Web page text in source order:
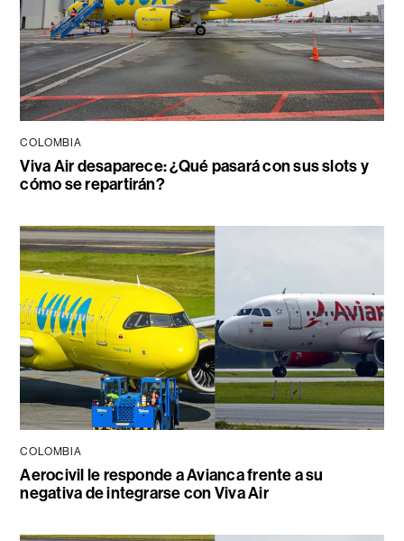
COLOMBIA
Viva Air desaparece: ¿Qué pasará con sus slots y
cómo se repartirán?
COLOMBIA
Aerocivil le responde a Avianca frente a su
negativa de integrarse con Viva Air